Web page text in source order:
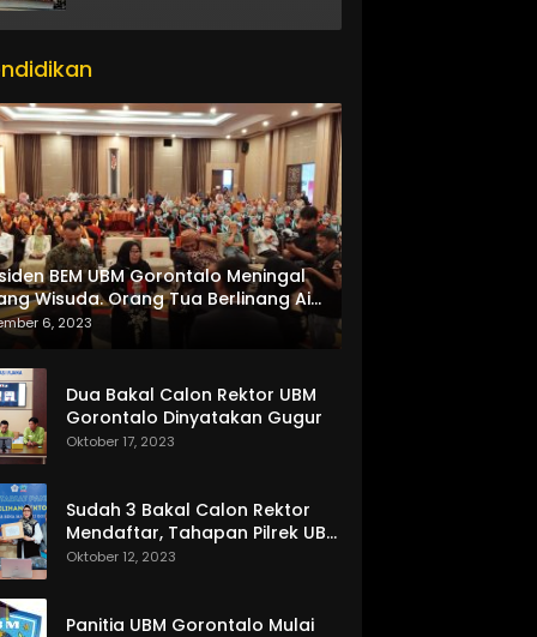
BEM UBM Gorontalo Meningal
Wisuda. Orang Tua Berlinang Air
Menerima SKL dan Pemasangan
6, 2023
Dua Bakal Calon Rektor UBM
Gorontalo Dinyatakan Gugur
Oktober 17, 2023
Sudah 3 Bakal Calon Rektor
Mendaftar, Tahapan Pilrek UBM
Gorontalo Makin Seru
Oktober 12, 2023
Panitia UBM Gorontalo Mulai